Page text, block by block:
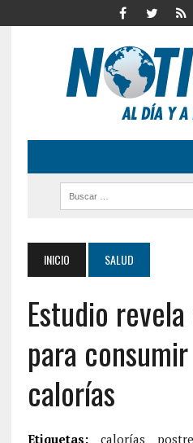
INICIO SALUD
Estudio
para
calorías
Etiquetas: calorías postre